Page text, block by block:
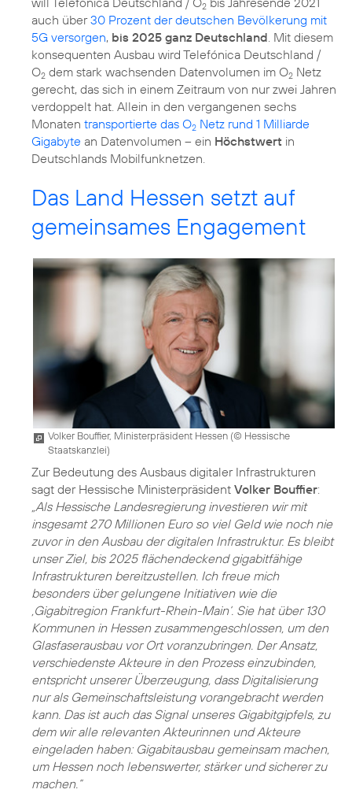
2
auch über30 Prozent der deutschen Bevölkerung mit
5G versorgen, bis 2025 ganz Deutschland . Mit diesem
konsequenten Ausbau wird Telefónica Deutschland /
O2 dem stark wachsenden Datenvolumen im O2 Netz
gerecht, das sich in einem Zeitraum von nur zwei Jahren
verdoppelt hat. Allein in den vergangenen sechs
Monaten transportierte das O2 Netz rund 1 Milliarde
Gigabyte an Datenvolumen – ein Höchstwert in
Deutschlands Mobilfunknetzen.
Das Land Hessen setzt auf
gemeinsames Engagement
Volker Bouffier, Ministerpräsident Hessen (© Hessische
Staatskanzlei)
Zur Bedeutung des Ausbaus digitaler Infrastrukturen
sagt der Hessische Ministerpräsident Volker Bouffier:
„Als Hessische Landesregierung investieren wir mit
insgesamt 270 Millionen Euro so viel Geld wie noch nie
zuvor in den Ausbau der digitalen Infrastruktur. Es bleibt
unser Ziel, bis 2025 flächendeckend gigabitfähige
Infrastrukturen bereitzustellen. Ich freue mich
besonders über gelungene Initiativen wie die
‚Gigabitregion Frankfurt-Rhein-Main‘. Sie hat über 130
Kommunen in Hessen zusammengeschlossen, um den
Glasfaserausbau vor Ort voranzubringen. Der Ansatz,
verschiedenste Akteure in den Prozess einzubinden,
entspricht unserer Überzeugung, dass Digitalisierung
nur als Gemeinschaftsleistung vorangebracht werden
kann. Das ist auch das Signal unseres Gigabitgipfels, zu
dem wir alle relevanten Akteurinnen und Akteure
eingeladen haben: Gigabitausbau gemeinsam machen,
um Hessen noch lebenswerter, stärker und sicherer zu
machen.“